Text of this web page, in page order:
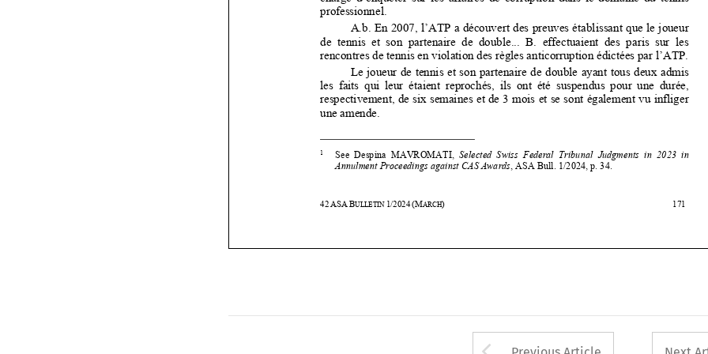
       
 
 

 

 

  
 
rencontres de tennis en violation des règles anticorruption édictées par l’ATP.
Le joueur de tennis et son parten
aire de double ayant tous deux admis
les  faits  qui  leur  étaient  reprochés,  ils  ont  été  suspendus  pour  une  durée,
respectivement, de six semaines et de 3 mois et se sont également vu infliger
une amende.
      See  Despina  MAVROMATI,
Selected  Swiss  Federal  Tribunal  Judgments  in  2023  in
Annulment Proceedings against CAS Awards, ASA Bull. 1/2024, p. 34.